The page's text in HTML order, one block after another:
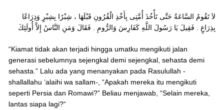
لاَ تَقُومُ السَّاعَةُ حَتَّى تَأْخُذَ أُمَّتِى بِأَخْذِ الْقُرُونِ قَبْلَهَا ، شِبْرًا بِشِبْرٍ وَذِرَاعًا
بِذِرَاعٍ . فَقِيلَ يَا رَسُولَ اللَّهِ كَفَارِسَ وَالرُّومِ . فَقَالَ وَمَنِ النَّاسُ إِلاَّ أُولَئِكَ
“Kiamat tidak akan terjadi hingga umatku mengikuti jalan
generasi sebelumnya sejengkal demi sejengkal, sehasta demi
sehasta.” Lalu ada yang menanyakan pada Rasulullah -
shallallahu ‘alaihi wa sallam-, “Apakah mereka itu mengikuti
seperti Persia dan Romawi?” Beliau menjawab, “Selain mereka,
lantas siapa lagi?“